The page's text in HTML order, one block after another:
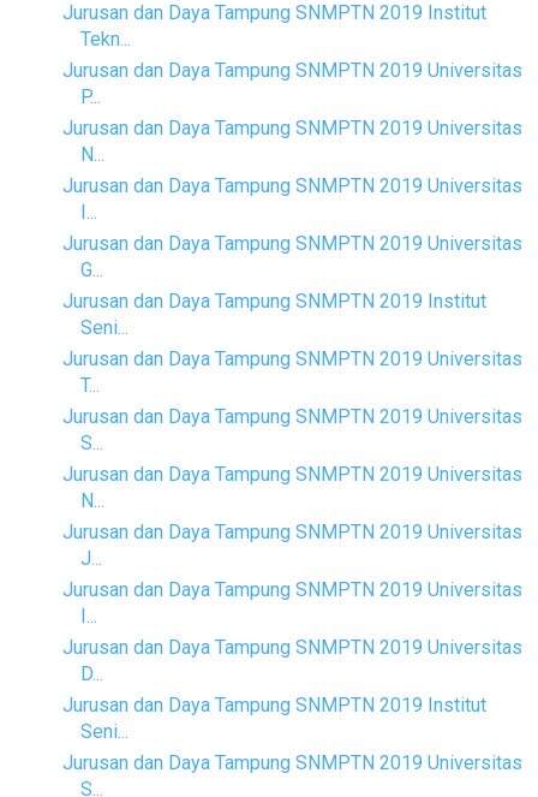
Jurusan dan Daya Tampung SNMPTN 2019 Institut
Tekn...
Jurusan dan Daya Tampung SNMPTN 2019 Universitas
P...
Jurusan dan Daya Tampung SNMPTN 2019 Universitas
N...
Jurusan dan Daya Tampung SNMPTN 2019 Universitas
I...
Jurusan dan Daya Tampung SNMPTN 2019 Universitas
G...
Jurusan dan Daya Tampung SNMPTN 2019 Institut
Seni...
Jurusan dan Daya Tampung SNMPTN 2019 Universitas
T...
Jurusan dan Daya Tampung SNMPTN 2019 Universitas
S...
Jurusan dan Daya Tampung SNMPTN 2019 Universitas
N...
Jurusan dan Daya Tampung SNMPTN 2019 Universitas
J...
Jurusan dan Daya Tampung SNMPTN 2019 Universitas
I...
Jurusan dan Daya Tampung SNMPTN 2019 Universitas
D...
Jurusan dan Daya Tampung SNMPTN 2019 Institut
Seni...
Jurusan dan Daya Tampung SNMPTN 2019 Universitas
S...